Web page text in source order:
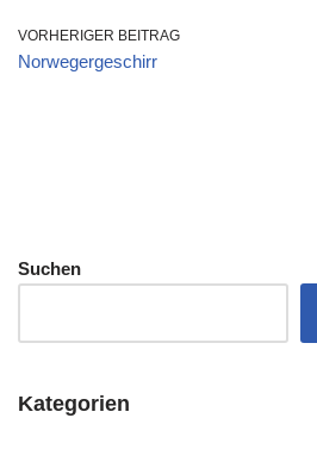
VORHERIGER BEITRAG
Norwegergeschirr
Suchen
Kategorien